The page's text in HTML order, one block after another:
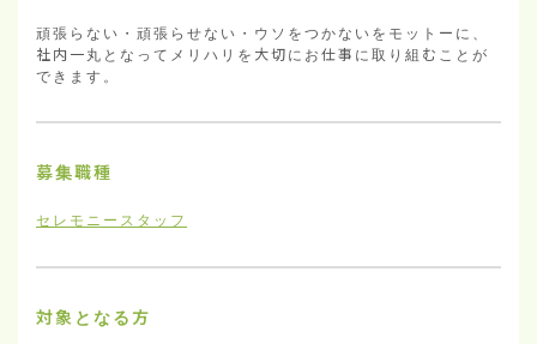
頑張らない・頑張らせない・ウソをつかないをモットーに、
社内一丸となってメリハリを大切にお仕事に取り組むことが
できます。
募集職種
セレモニースタッフ
対象となる方